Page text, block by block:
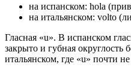
на испанском: hola
на итальянском: volto
Гласная «u». В испанском
закрыто и губная округлость
итальянском, где «u» почти